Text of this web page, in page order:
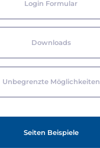
Login Formular
Downloads
Unbegrenzte Möglichkeiten
Seiten Beispiele